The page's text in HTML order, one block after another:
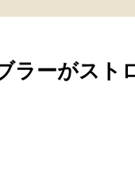
ラーがスト